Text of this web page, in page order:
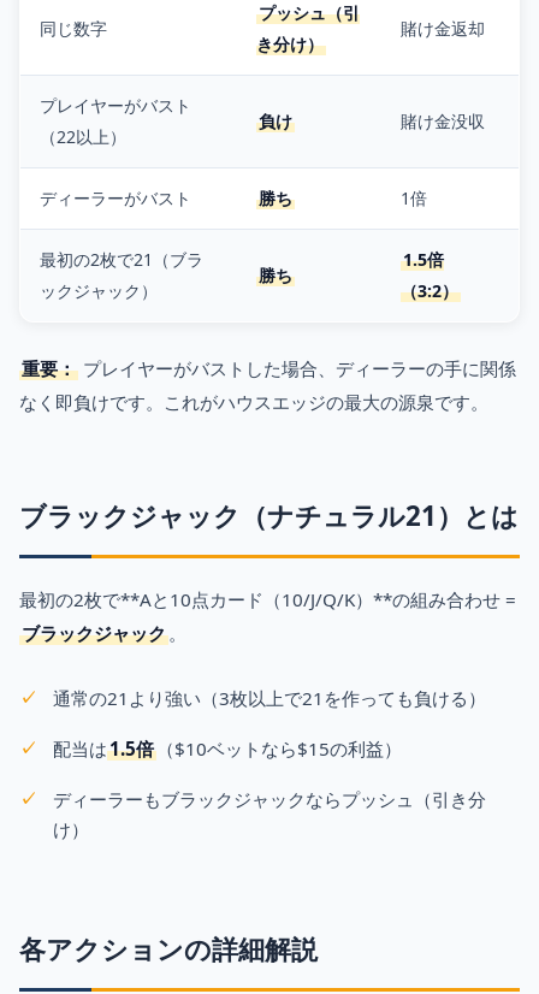
同じ数字
プッシュ（引
き分け）
賭け金返却
プレイヤーがバスト
（22以上）
負け 賭け金没収
ディーラーがバスト 勝ち 1倍
最初の2枚で21（ブラ
ックジャック）
勝ち
1.5倍
（3:2）
重要： プレイヤーがバストした場合、ディーラーの手に関係
なく即負けです。これがハウスエッジの最大の源泉です。
ブラックジャック（ナチュラル21）とは
最初の2枚で**Aと10点カード（10/J/Q/K）**の組み合わせ =
ブラックジャック。
通常の21より強い（3枚以上で21を作っても負ける）
配当は1.5倍 （$10ベットなら$15の利益）
ディーラーもブラックジャックならプッシュ（引き分
け）
各アクションの詳細解説